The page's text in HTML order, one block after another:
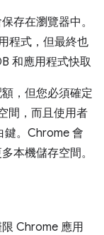
存在瀏覽器中。
程式，但最終也
和應用程式快取
，但您必須確定
間，而且使用者
鍵。Chrome 會
本機儲存空間。
Chrome 應用